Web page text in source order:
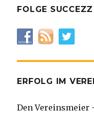
FOLGE
ERFOLG IM
Den